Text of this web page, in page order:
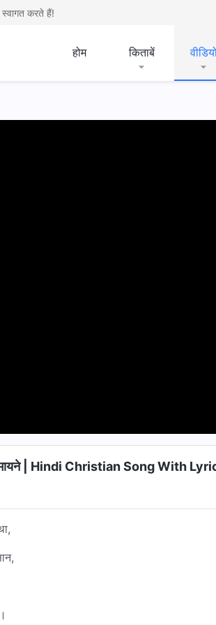
करते हैं!
होम किताबें
मायने | Hindi Christian Song With